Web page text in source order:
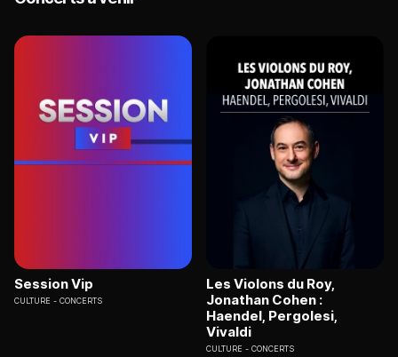
Session Vip
CULTURE CONCERTS
Les Violons du Roy,
Jonathan Cohen :
Haendel, Pergolesi,
Vivaldi
CULTURE CONCERTS